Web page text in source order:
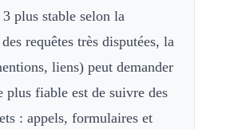
plus stable selon la
requêtes très disputées, la
liens) peut demander
plus fiable est de suivre des
: appels, formulaires et